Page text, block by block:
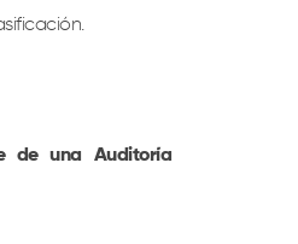
de una Auditoría